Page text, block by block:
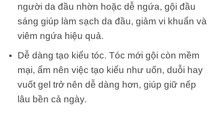
người da đầu nhờn hoặc dễ ngứa, gội đầu
sáng giúp làm sạch da đầu, giảm vi khuẩn và
viêm ngứa hiệu quả.
Dễ dàng tạo kiểu tóc. Tóc mới gội còn mềm
mại, ẩm nên việc tạo kiểu như uốn, duỗi hay
vuốt gel trở nên dễ dàng hơn, giúp giữ nếp
lâu bền cả ngày.